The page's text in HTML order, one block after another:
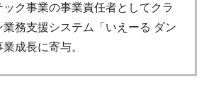
ック事業の事業責任者としてクラ
業務支援システム「いえーる ダン
成長に寄与。